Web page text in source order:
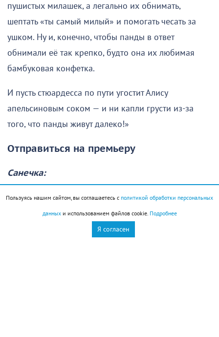
пушистых милашек, а легально их обнимать,
шептать «ты самый милый» и помогать чесать за
ушком. Ну и, конечно, чтобы панды в ответ
обнимали её так крепко, будто она их любимая
бамбуковая конфетка.
И пусть стюардесса по пути угостит Алису
апельсиновым соком — и ни капли грусти из-за
того, что панды живут далеко!»
Отправиться на премьеру
Санечка:
«Мечтаю доказать Золотой рыбке, что
современному человеку для счастья нужно вовсе не
корыто и не дворянский титул, а просто два билета
Пользуясь нашим сайтом, вы соглашаетесь с политикой обработки персональных
данныхи использованием файлов cookie. Подробнее
Я согласен